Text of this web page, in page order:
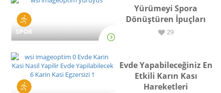
SPOR
Yürümeyi Spora
Dönüştüren İpuçları
29
Evde Yapabileceğiniz En
Etkili Karın Kası
Hareketleri